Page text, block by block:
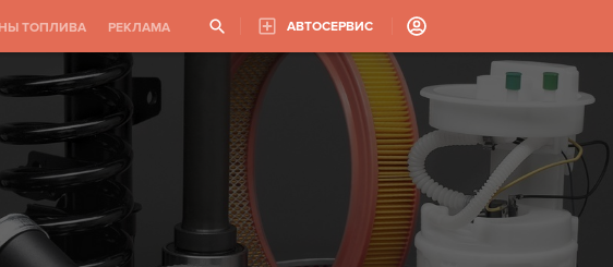
ТОПЛИВА РЕКЛАМА АВТОСЕРВИС